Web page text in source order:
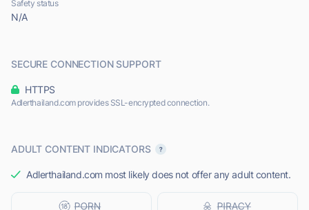
Safety status
N/A
SECURE CONNECTION SUPPORT
HTTPS
Adlerthailand.com provides SSL-encrypted connection.
ADULT CONTENT INDICATORS
Adlerthailand.com most likely does not offer any adult content.